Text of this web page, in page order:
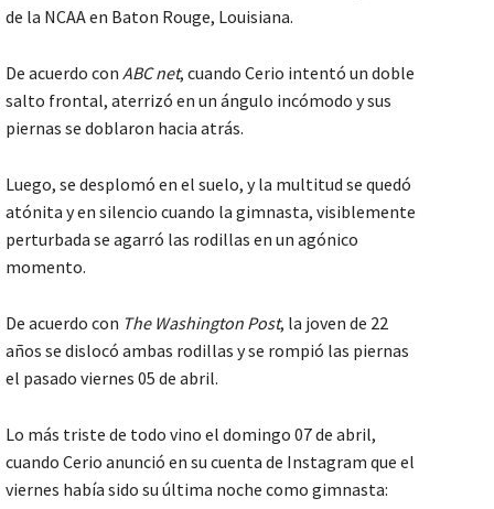
de la NCAA en Baton Rouge, Louisiana.
De acuerdo con ABC net, cuando Cerio intentó un doble
salto frontal, aterrizó en un ángulo incómodo y sus
piernas se doblaron hacia atrás.
Luego, se desplomó en el suelo, y la multitud se quedó
atónita y en silencio cuando la gimnasta, visiblemente
perturbada se agarró las rodillas en un agónico
momento.
De acuerdo con The Washington Post, la joven de 22
años se dislocó ambas rodillas y se rompió las piernas
el pasado viernes 05 de abril.
Lo más triste de todo vino el domingo 07 de abril,
cuando Cerio anunció en su cuenta de Instagram que el
viernes había sido su última noche como gimnasta: